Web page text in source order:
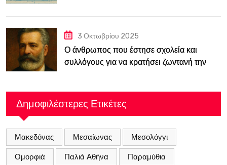
3 Οκτωβρίου 2025
Ο άνθρωπος που έστησε σχολεία και
συλλόγους για να κρατήσει ζωντανή την
Δημοφιλέστερες Ετικέτες
Μακεδόνας Μεσαίωνας Μεσολόγγι
Ομορφιά Παλιά Αθήνα Παραμύθια